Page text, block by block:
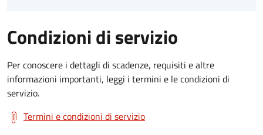
Condizioni di servizio
Per conoscere i dettagli di scadenze, requisiti e altre
informazioni importanti, leggi i termini e le condizioni di
servizio.
Termini e condizioni di servizio